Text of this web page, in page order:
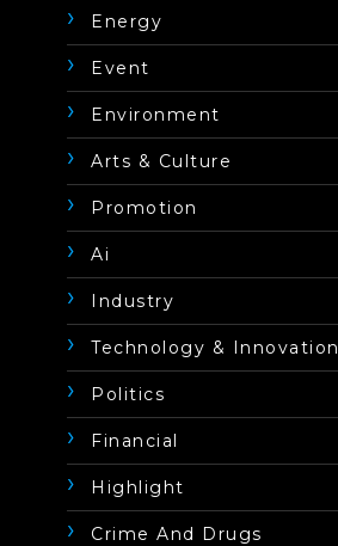
Energy
Event
Environment
Arts & Culture
Promotion
Ai
Industry
Technology & Innovation
Politics
Financial
Highlight
Crime And Drugs